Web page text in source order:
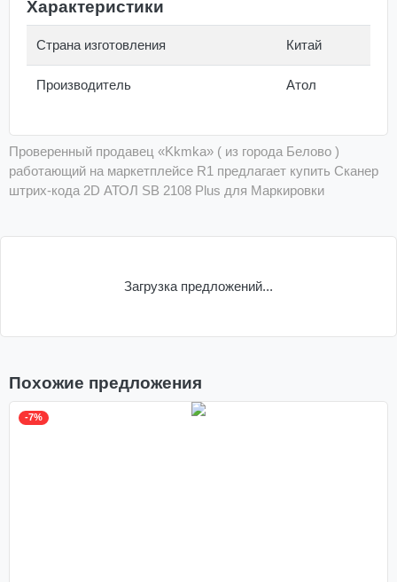
Характеристики
Страна изготовления Китай
Производитель Атол
Проверенный продавец «Kkmka» ( из города Белово )
работающий на маркетплейсе R1 предлагает купить Сканер
штрих-кода 2D АТОЛ SB 2108 Plus для Маркировки
Загрузка предложений...
Похожие предложения
-7%